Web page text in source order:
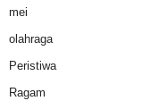
mei
olahraga
Peristiwa
Ragam